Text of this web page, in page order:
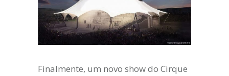
Finalmente, um novo show do Cirque